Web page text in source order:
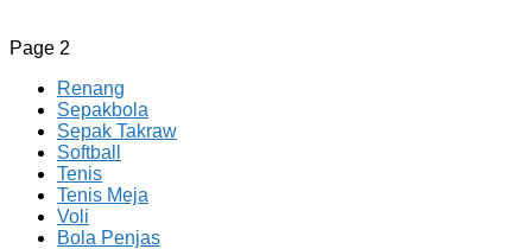
CV JAYA BERSAMA Co Id
Menyediakan Semua Perlengkapan Olahraga Yang
Page 2
Renang
Sepakbola
Sepak Takraw
Softball
Tenis
Tenis Meja
Voli
Bola Penjas